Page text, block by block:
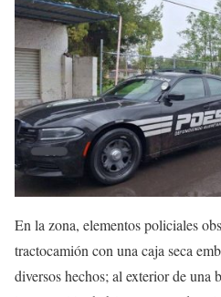
En la zona, elementos policiales
tractocamión con una caja seca
diversos hechos; al exterior de una